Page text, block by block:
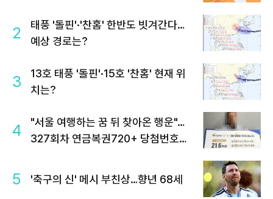
2
태풍 '돌핀'·'찬홈' 한반도 빗겨간다…
예상 경로는?
3
13호 태풍 '돌핀'·15호 '찬홈' 현재 위
치는?
4
"서울 여행하는 꿈 뒤 찾아온 행운"…
327회차 연금복권720+ 당첨번호조
5 '축구의 신' 메시 부친상…향년 68세